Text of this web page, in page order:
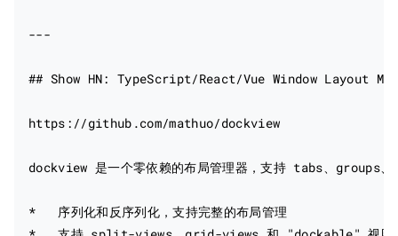
---
## Show HN: TypeScript/React/Vue Window Layout
https://github.com/mathuo/dockview
dockview 是一个零依赖的布局管理器，支持 tabs、
*   序列化和反序列化，支持完整的布局管理